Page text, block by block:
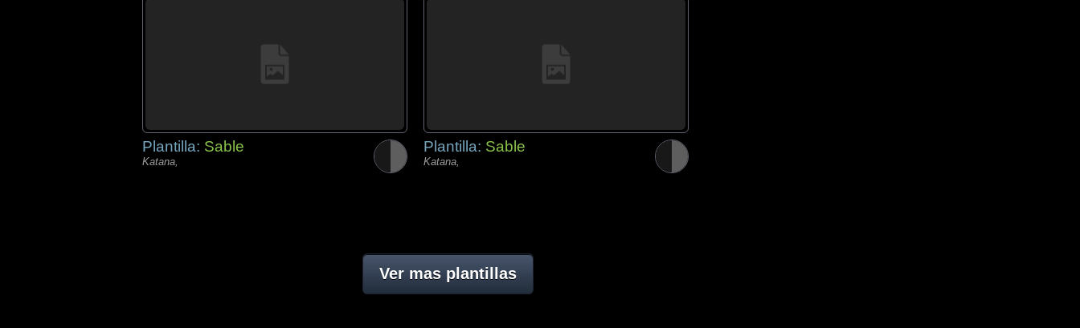
Plantilla: Sable
Katana,
Plantilla: Sable
Katana,
Ver mas plantillas